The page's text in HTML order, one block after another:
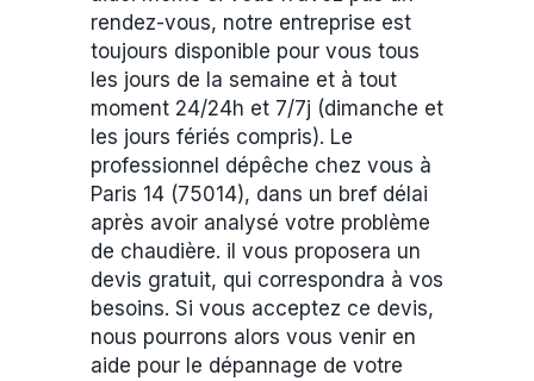
rendez-vous, notre entreprise est
toujours disponible pour vous tous
les jours de la semaine et à tout
moment 24/24h et 7/7j (dimanche et
les jours fériés compris). Le
professionnel dépêche chez vous à
Paris 14 (75014), dans un bref délai
après avoir analysé votre problème
de chaudière. il vous proposera un
devis gratuit, qui correspondra à vos
besoins. Si vous acceptez ce devis,
nous pourrons alors vous venir en
aide pour le dépannage de votre